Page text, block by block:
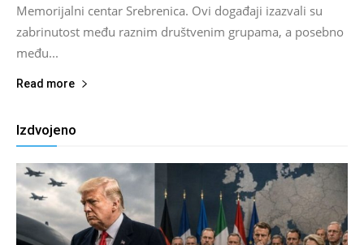
Memorijalni centar Srebrenica. Ovi događaji izazvali su
zabrinutost među raznim društvenim grupama, a posebno
među...
Read more
Izdvojeno